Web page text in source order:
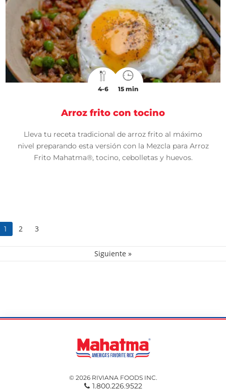
4-6 15 min
Arroz frito con tocino
Lleva tu receta tradicional de arroz frito al máximo
nivel preparando esta versión con la Mezcla para Arroz
Frito Mahatma®, tocino, cebolletas y huevos.
1 2 3
Siguiente »
© 2026 RIVIANA FOODS INC.
1.800.226.9522